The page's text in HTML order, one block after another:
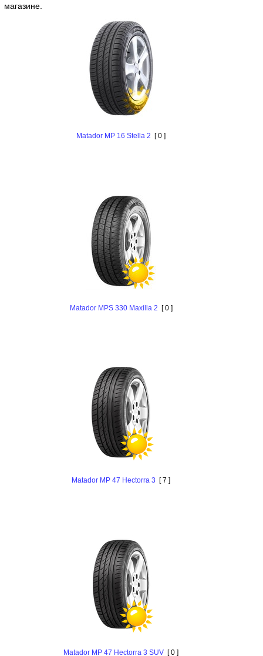
магазине.
Matador MP 16 Stella 2 [ 0 ]
Matador MPS 330 Maxilla 2 [ 0 ]
Matador MP 47 Hectorra 3 [ 7 ]
Matador MP 47 Hectorra 3 SUV [ 0 ]